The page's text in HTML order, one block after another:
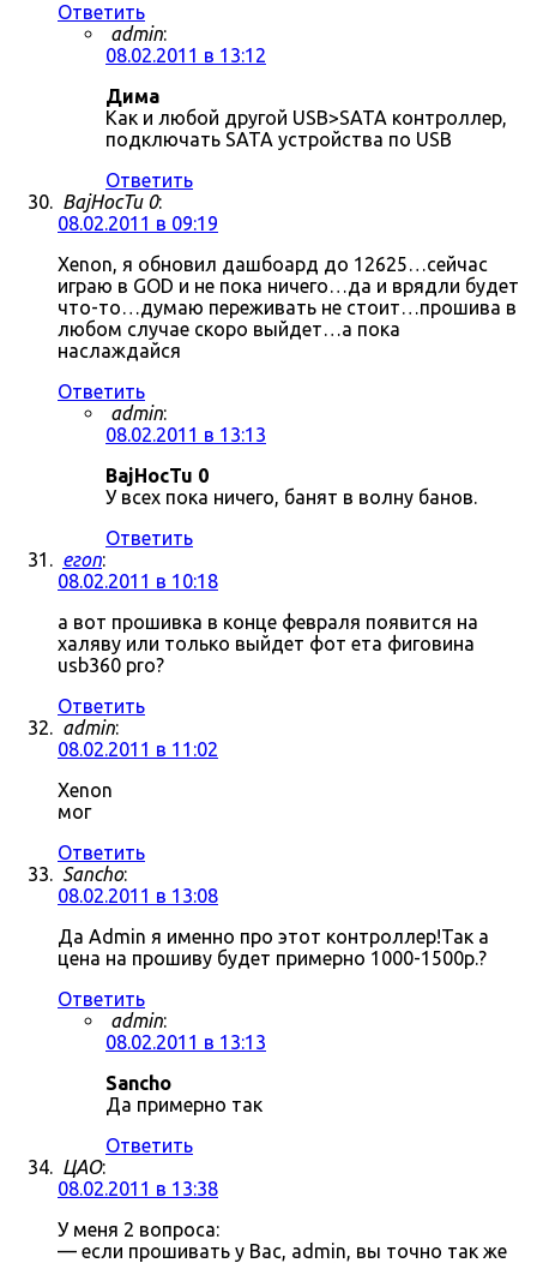
Ответить
admin:
08.02.2011 в 13:12
Дима
Как и любой другой USB>SATA контроллер,
подключать SATA устройства по USB
Ответить
BajHocTu 0:
08.02.2011 в 09:19
Xenon, я обновил дашбоард до 12625…сейчас
играю в GOD и не пока ничего…да и врядли будет
что-то…думаю переживать не стоит…прошива в
любом случае скоро выйдет…а пока
наслаждайся
Ответить
admin:
08.02.2011 в 13:13
BajHocTu 0
У всех пока ничего, банят в волну банов.
Ответить
егоп:
08.02.2011 в 10:18
а вот прошивка в конце февраля появится на
халяву или только выйдет фот ета фиговина
usb360 pro?
Ответить
admin:
08.02.2011 в 11:02
Xenon
мог
Ответить
Sancho:
08.02.2011 в 13:08
Да Admin я именно про этот контроллер!Так а
цена на прошиву будет примерно 1000-1500р.?
Ответить
admin:
08.02.2011 в 13:13
Sancho
Да примерно так
Ответить
ЦАО:
08.02.2011 в 13:38
У меня 2 вопроса:
— если прошивать у Вас, admin, вы точно так же